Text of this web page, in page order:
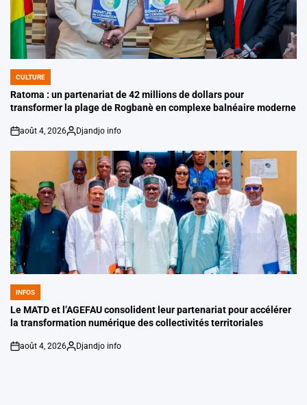
POSTED
IN
CULTURE
Ratoma : un partenariat de 42 millions de dollars pour
transformer la plage de Rogbanè en complexe balnéaire moderne
on
août 4, 2026
Posted
Djandjo info
POSTED
IN
INFOS
Le MATD et l’AGEFAU consolident leur partenariat pour accélérer
la transformation numérique des collectivités territoriales
on
août 4, 2026
Posted
Djandjo info